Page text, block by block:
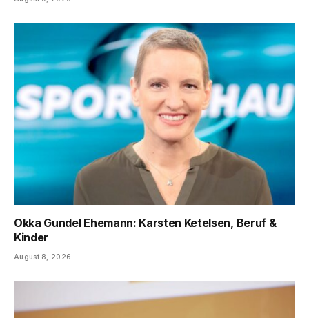
Okka Gundel Ehemann: Karsten Ketelsen, Beruf &
Kinder
August 8, 2026